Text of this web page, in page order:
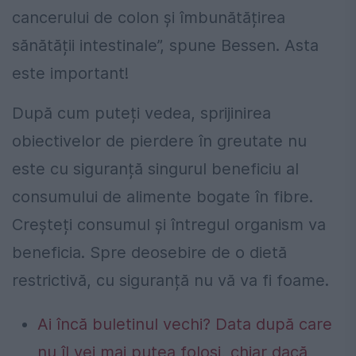
cancerului de colon și îmbunătățirea
sănătății intestinale”, spune Bessen. Asta
este important!
După cum puteți vedea, sprijinirea
obiectivelor de pierdere în greutate nu
este cu siguranță singurul beneficiu al
consumului de alimente bogate în fibre.
Creșteți consumul și întregul organism va
beneficia. Spre deosebire de o dietă
restrictivă, cu siguranță nu vă va fi foame.
Ai încă buletinul vechi? Data după care
nu îl vei mai putea folosi, chiar dacă